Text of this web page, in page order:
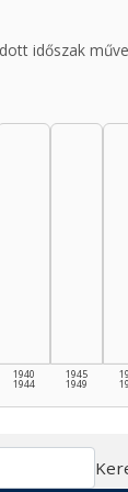
időszak
1940
1944
1945
1949